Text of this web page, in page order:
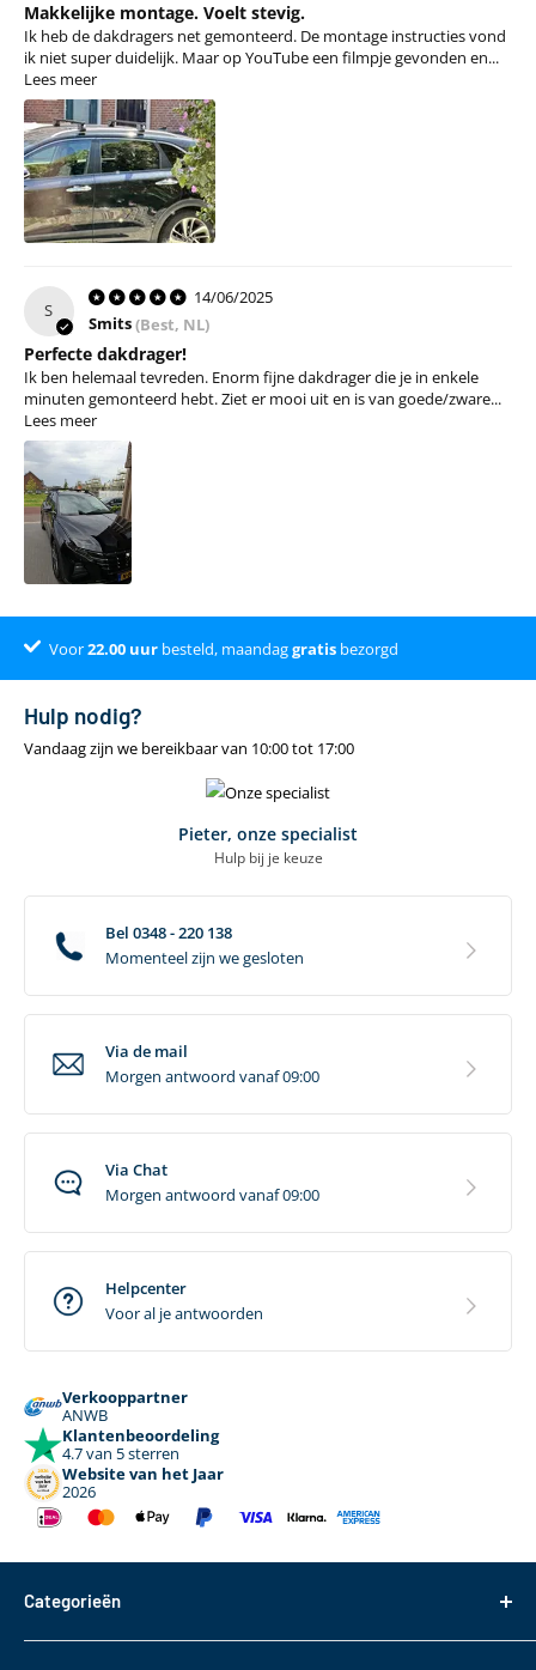
Makkelijke montage. Voelt stevig.
Ik heb de dakdragers net gemonteerd. De montage instructies vond
ik niet super duidelijk. Maar op YouTube een filmpje gevonden en...
Lees meer
S
14/06/2025
Smits(Best, NL)
Perfecte dakdrager!
Ik ben helemaal tevreden. Enorm fijne dakdrager die je in enkele
minuten gemonteerd hebt. Ziet er mooi uit en is van goede/zware...
Lees meer
Voor22.00uurbesteld, maandaggratisbezorgd
Dé online specialist
Klantenbeoordeling 9.4
Hulp nodig?
Vandaag zijn we bereikbaar van 10:00 tot 17:00
Pieter, onze specialist
Hulp bij je keuze
Bel 0348 - 220 138
Momenteel zijn we gesloten
Via de mail
Morgen antwoord vanaf 09:00
Via Chat
Morgen antwoord vanaf 09:00
Helpcenter
Voor al je antwoorden
Verkooppartner
ANWB
Klantenbeoordeling
4.7 van 5 sterren
Website van het Jaar
2026
Categorieën